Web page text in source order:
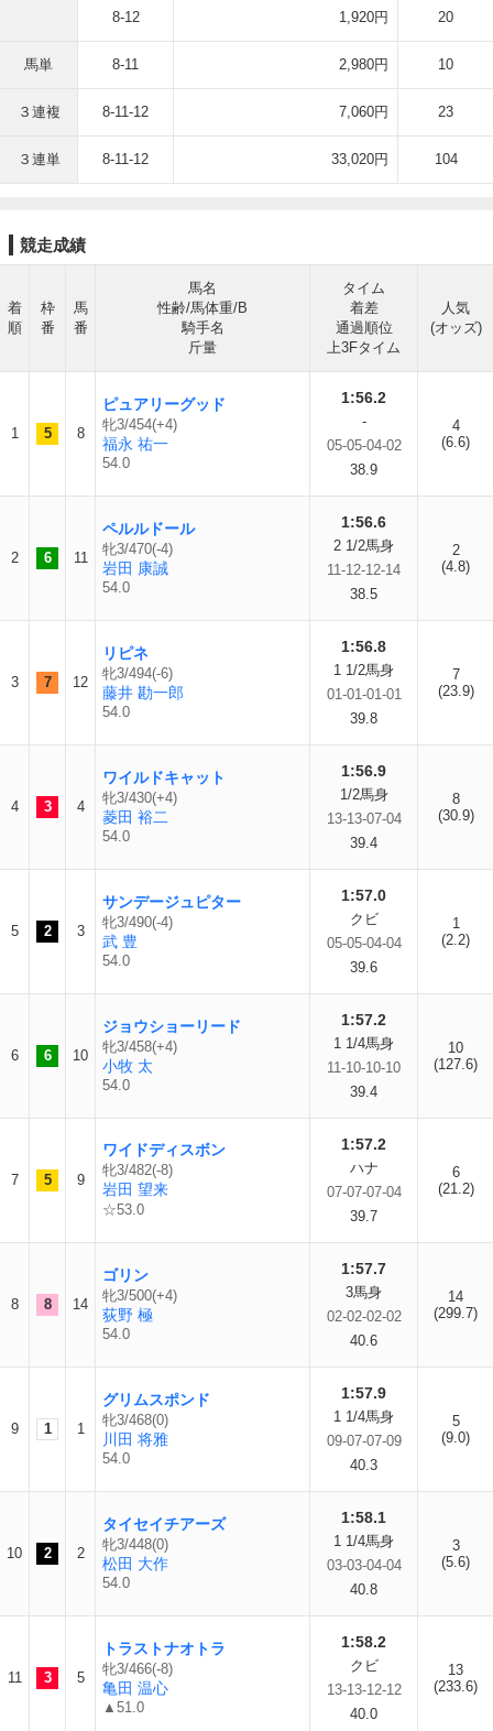
8-12 1,920円 20
馬単 8-11 2,980円 10
３連複 8-11-12 7,060円 23
３連単 8-11-12 33,020円 104
競走成績
着
順
枠
番
馬
番
馬名
性齢/馬体重/B
騎手名
斤量
タイム
着差
通過順位
上3Fタイム
人気
(オッズ)
1 5 8
ピュアリーグッド
牝3/454(+4)
福永 祐一
54.0
1:56.2
-
05-05-04-02
38.9
4
(6.6)
2 6 11
ペルルドール
牝3/470(-4)
岩田 康誠
54.0
1:56.6
2 1/2馬身
11-12-12-14
38.5
2
(4.8)
3 7 12
リピネ
牝3/494(-6)
藤井 勘一郎
54.0
1:56.8
1 1/2馬身
01-01-01-01
39.8
7
(23.9)
4 3 4
ワイルドキャット
牝3/430(+4)
菱田 裕二
54.0
1:56.9
1/2馬身
13-13-07-04
39.4
8
(30.9)
5 2 3
サンデージュピター
牝3/490(-4)
武 豊
54.0
1:57.0
クビ
05-05-04-04
39.6
1
(2.2)
6 6 10
ジョウショーリード
牝3/458(+4)
小牧 太
54.0
1:57.2
1 1/4馬身
11-10-10-10
39.4
10
(127.6)
7 5 9
ワイドディスボン
牝3/482(-8)
岩田 望来
☆53.0
1:57.2
ハナ
07-07-07-04
39.7
6
(21.2)
8 8 14
ゴリン
牝3/500(+4)
荻野 極
54.0
1:57.7
3馬身
02-02-02-02
40.6
14
(299.7)
9 1 1
グリムスポンド
牝3/468(0)
川田 将雅
54.0
1:57.9
1 1/4馬身
09-07-07-09
40.3
5
(9.0)
10 2 2
タイセイチアーズ
牝3/448(0)
松田 大作
54.0
1:58.1
1 1/4馬身
03-03-04-04
40.8
3
(5.6)
11 3 5
トラストナオトラ
牝3/466(-8)
亀田 温心
▲51.0
1:58.2
クビ
13-13-12-12
40.0
13
(233.6)